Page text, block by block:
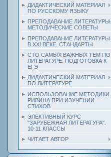
ДИДАКТИЧЕСКИЙ МАТЕРИАЛ
ПО РУССКОМУ ЯЗЫКУ
ПРЕПОДАВАНИЕ ЛИТЕРАТУРЫ.
МЕТОДИЧЕСКИЕ СОВЕТЫ
ПРЕПОДАВАНИЕ ЛИТЕРАТУРЫ
В XXI ВЕКЕ. СТАНДАРТЫ
СТО САМЫХ ВАЖНЫХ ТЕМ ПО
ЛИТЕРАТУРЕ. ПОДГОТОВКА К
ЕГЭ
ДИДАКТИЧЕСКИЙ МАТЕРИАЛ
ПО ЛИТЕРАТУРЕ
ИСПОЛЬЗОВАНИЕ МЕТОДИКИ
РИВИНА ПРИ ИЗУЧЕНИИ
СТИХОВ
ЭЛЕКТИВНЫЙ КУРС
"ЗАРУБЕЖНАЯ ЛИТЕРАТУРА".
10-11 КЛАССЫ
ЧИТАЕТ АВТОР